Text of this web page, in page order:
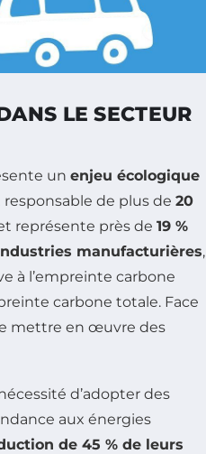
LE SECTEUR
un enjeu écologique
de plus de 20
et représente près de 19 %
manufacturières,
à l’empreinte carbone
carbone totale. Face
mettre en œuvre des
d’adopter des
aux énergies
de 45 % de leurs